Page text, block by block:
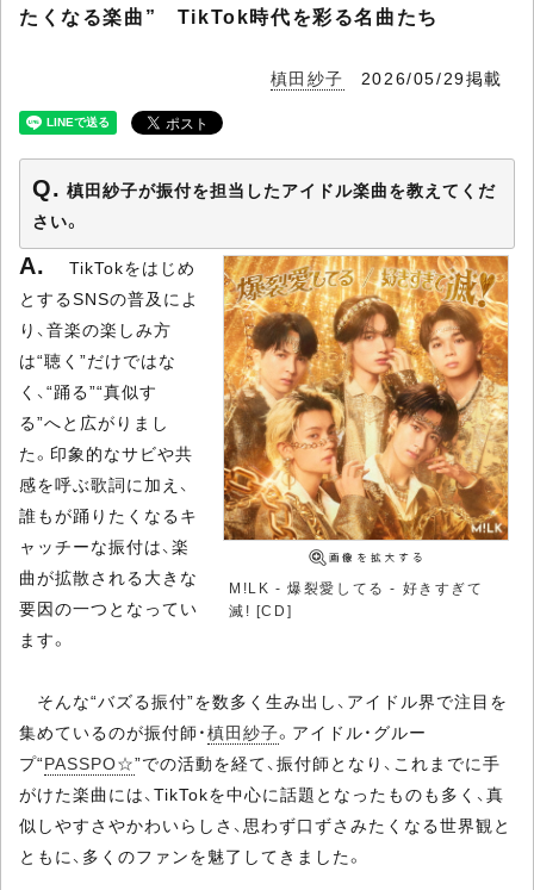
たくなる楽曲” TikTok時代を彩る名曲たち
槙田紗子 2026/05/29掲載
槙田紗子が振付を担当したアイドル楽曲を教えてくだ
さい。
M!LK - 爆裂愛してる - 好きすぎて
滅! [CD]
TikTokをはじめ
とするSNSの普及によ
り、音楽の楽しみ方
は“聴く”だけではな
く、“踊る”“真似す
る”へと広がりまし
た。印象的なサビや共
感を呼ぶ歌詞に加え、
誰もが踊りたくなるキ
ャッチーな振付は、楽
曲が拡散される大きな
要因の一つとなってい
ます。
そんな“バズる振付”を数多く生み出し、アイドル界で注目を
集めているのが振付師・槙田紗子。アイドル・グルー
プ“PASSPO☆”での活動を経て、振付師となり、これまでに手
がけた楽曲には、TikTokを中心に話題となったものも多く、真
似しやすさやかわいらしさ、思わず口ずさみたくなる世界観と
ともに、多くのファンを魅了してきました。